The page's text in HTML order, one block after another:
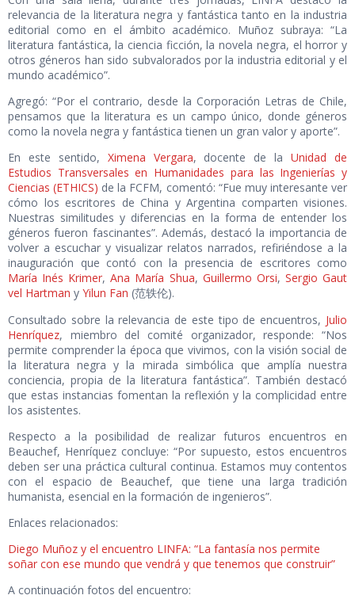
relevancia de la literatura negra y fantástica tanto en la industria
editorial como en el ámbito académico. Muñoz subraya: “La
literatura fantástica, la ciencia ficción, la novela negra, el horror y
otros géneros han sido subvalorados por la industria editorial y el
mundo académico”.
Agregó: “Por el contrario, desde la Corporación Letras de Chile,
pensamos que la literatura es un campo único, donde géneros
como la novela negra y fantástica tienen un gran valor y aporte”.
En este sentido, Ximena Vergara, docente de laUnidad de
Estudios Transversales en Humanidades para las Ingenierías y
Ciencias (ETHICS) de la FCFM, comentó: “Fue muy interesante ver
cómo los escritores de China y Argentina comparten visiones.
Nuestras similitudes y diferencias en la forma de entender los
géneros fueron fascinantes”. Además, destacó la importancia de
volver a escuchar y visualizar relatos narrados, refiriéndose a la
inauguración que contó con la presencia de escritores como
María Inés Krimer,Ana María Shua, Guillermo Orsi, Sergio Gaut
vel Hartman y Yilun Fan (范轶伦).
Consultado sobre la relevancia de este tipo de encuentros, Julio
Henríquez, miembro del comité organizador, responde: “Nos
permite comprender la época que vivimos, con la visión social de
la literatura negra y la mirada simbólica que amplía nuestra
conciencia, propia de la literatura fantástica”. También destacó
que estas instancias fomentan la reflexión y la complicidad entre
los asistentes.
Respecto a la posibilidad de realizar futuros encuentros en
Beauchef, Henríquez concluye: “Por supuesto, estos encuentros
deben ser una práctica cultural continua. Estamos muy contentos
con el espacio de Beauchef, que tiene una larga tradición
humanista, esencial en la formación de ingenieros”.
Enlaces relacionados:
Diego Muñoz y el encuentro LINFA: “La fantasía nos permite
soñar con ese mundo que vendrá y que tenemos que construir”
A continuación fotos del encuentro: